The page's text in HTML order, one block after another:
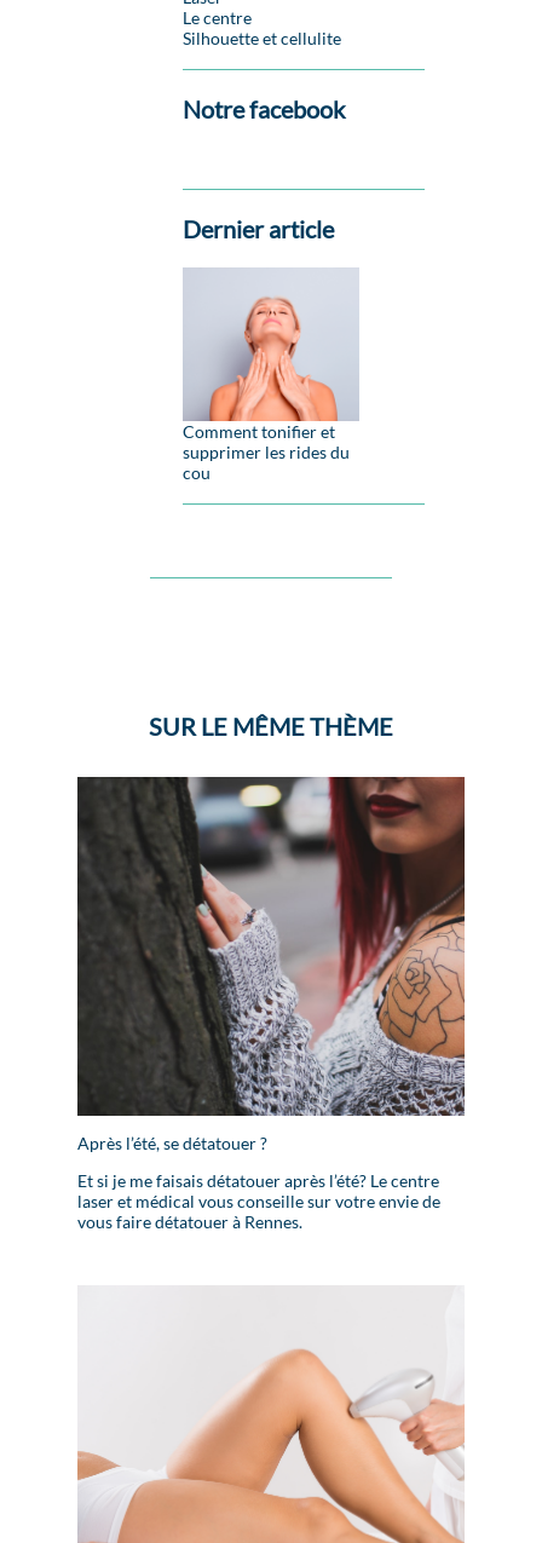
Le centre
Silhouette et cellulite
Notre facebook
Dernier article
Comment tonifier et
supprimer les rides du
cou
SUR LE MÊME THÈME
Après l’été, se détatouer ?
Et si je me faisais détatouer après l’été? Le centre
laser et médical vous conseille sur votre envie de
vous faire détatouer à Rennes.